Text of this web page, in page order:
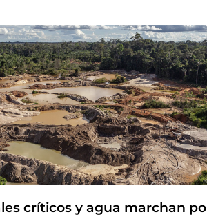
críticos y agua marchan